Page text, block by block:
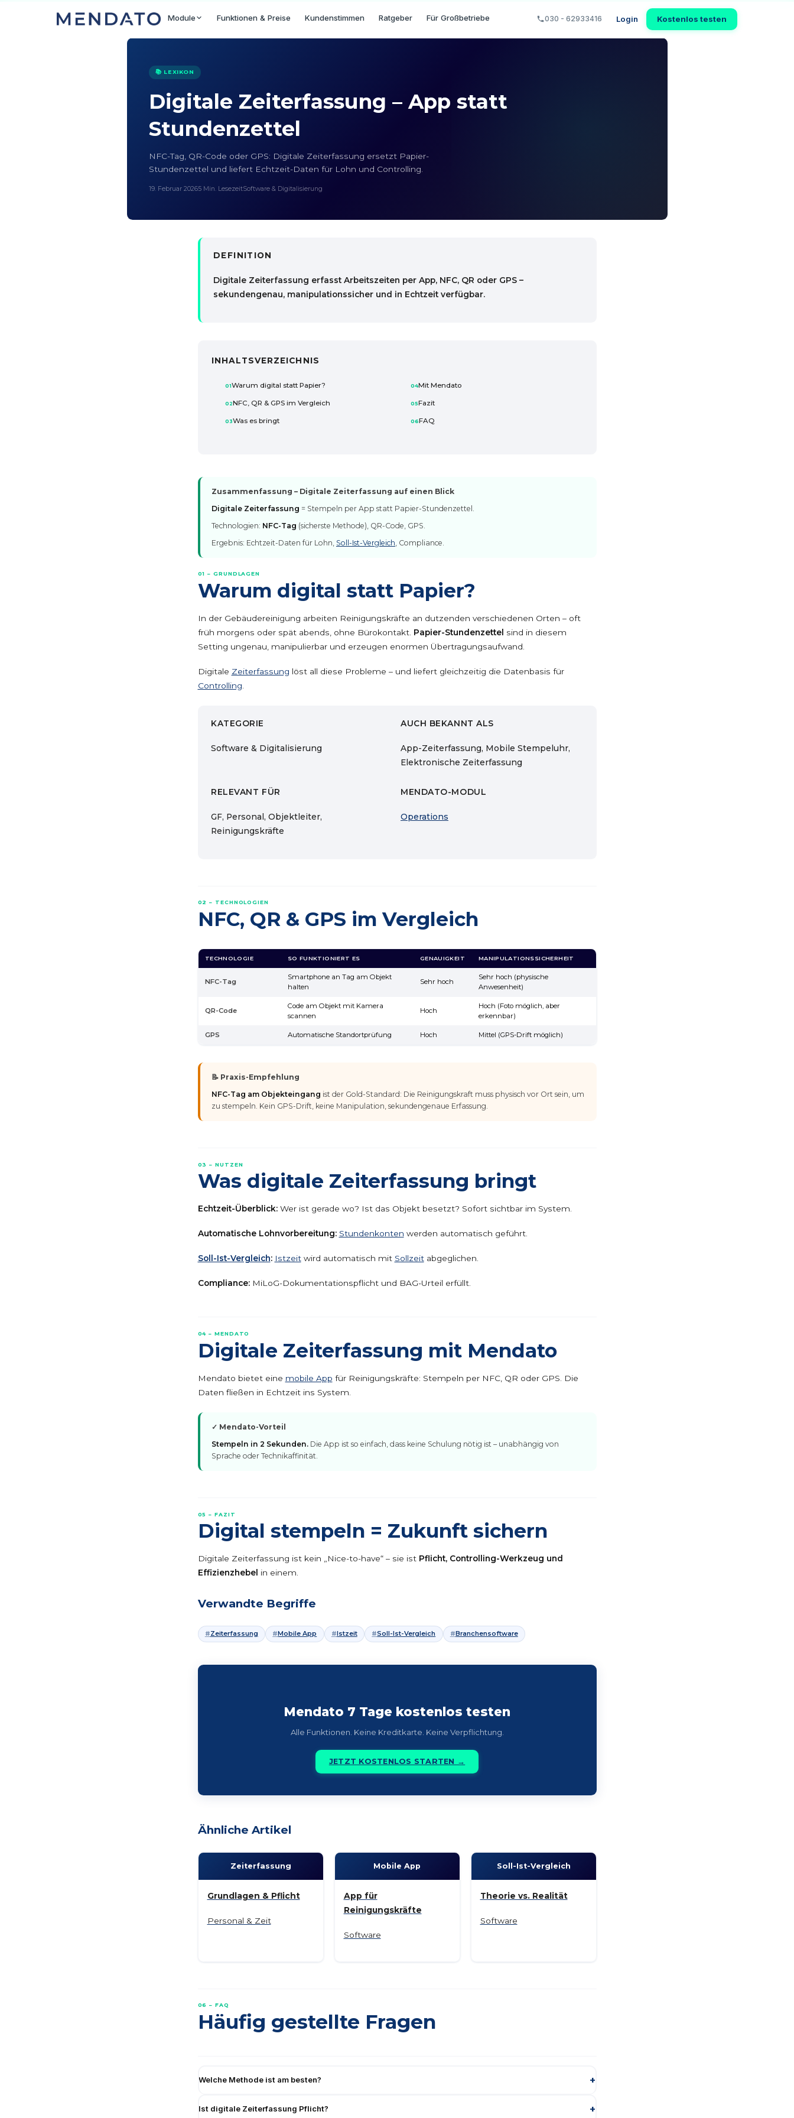
Module Funktionen & Preise Kundenstimmen Ratgeber Für Großbetriebe 030 - 62933416 Login Kostenlos testen
📚 LEXIKON
Digitale Zeiterfassung – App statt
Stundenzettel
NFC-Tag, QR-Code oder GPS: Digitale Zeiterfassung ersetzt Papier-
Stundenzettel und liefert Echtzeit-Daten für Lohn und Controlling.
19. Februar 20265 Min. LesezeitSoftware & Digitalisierung
DEFINITION
Digitale Zeiterfassung erfasst Arbeitszeiten per App, NFC, QR oder GPS –
sekundengenau, manipulationssicher und in Echtzeit verfügbar.
INHALTSVERZEICHNIS
Warum digital statt Papier?
NFC, QR & GPS im Vergleich
Was es bringt
Mit Mendato
Fazit
FAQ
Zusammenfassung – Digitale Zeiterfassung auf einen Blick
Digitale Zeiterfassung = Stempeln per App statt Papier-Stundenzettel.
Technologien: NFC-Tag (sicherste Methode), QR-Code, GPS.
Ergebnis: Echtzeit-Daten für Lohn, Soll-Ist-Vergleich , Compliance.
01 – GRUNDLAGEN
Warum digital statt Papier?
In der Gebäudereinigung arbeiten Reinigungskräfte an dutzenden verschiedenen Orten – oft
früh morgens oder spät abends, ohne Bürokontakt. Papier-Stundenzettel sind in diesem
Setting ungenau, manipulierbar und erzeugen enormen Übertragungsaufwand.
Digitale Zeiterfassung löst all diese Probleme – und liefert gleichzeitig die Datenbasis für
Controlling
KATEGORIE
Software & Digitalisierung
AUCH BEKANNT ALS
App-Zeiterfassung, Mobile Stempeluhr,
Elektronische Zeiterfassung
RELEVANT FÜR
GF, Personal, Objektleiter,
Reinigungskräfte
MENDATO-MODUL
Operations
02 – TECHNOLOGIEN
NFC, QR & GPS im Vergleich
TECHNOLOGIE SO FUNKTIONIERT ES GENAUIGKEIT MANIPULATIONS­SICHERHEIT
NFC-Tag
Smartphone an Tag am Objekt
halten
Sehr hoch
Sehr hoch (physische
Anwesenheit)
QR-Code
Code am Objekt mit Kamera
scannen
Hoch
Hoch (Foto möglich, aber
erkennbar)
GPS Automatische Standortprüfung Hoch Mittel (GPS-Drift möglich)
📝 Praxis-Empfehlung
NFC-Tag am Objekteingang ist der Gold-Standard: Die Reinigungskraft muss physisch vor Ort sein, um
zu stempeln. Kein GPS-Drift, keine Manipulation, sekundengenaue Erfassung.
03 – NUTZEN
Was digitale Zeiterfassung bringt
Echtzeit-Überblick:Wer ist gerade wo? Ist das Objekt besetzt? Sofort sichtbar im System.
Automatische Lohnvorbereitung: Stundenkonten werden automatisch geführt.
Soll-Ist-Vergleich: Istzeitwird automatisch mit Sollzeitabgeglichen.
Compliance:MiLoG-Dokumentationspflicht und BAG-Urteil erfüllt.
04 – MENDATO
Digitale Zeiterfassung mit Mendato
Mendato bietet eine mobile App für Reinigungskräfte: Stempeln per NFC, QR oder GPS. Die
Daten fließen in Echtzeit ins System.
✓ Mendato-Vorteil
Stempeln in 2 Sekunden. Die App ist so einfach, dass keine Schulung nötig ist – unabhängig von
Sprache oder Technikaffinität.
05 – FAZIT
Digital stempeln = Zukunft sichern
Digitale Zeiterfassung ist kein „Nice-to-have“ – sie ist Pflicht, Controlling-Werkzeug und
Effizienzhebel in einem.
Verwandte Begriffe
Zeiterfassung Mobile App Istzeit Soll-Ist-Vergleich Branchensoftware
Mendato 7 Tage kostenlos testen
Alle Funktionen. Keine Kreditkarte. Keine Verpflichtung.
JETZT KOSTENLOS STARTEN →
Ähnliche Artikel
Zeit­erfassung
Grundlagen & Pflicht
Personal & Zeit
Mobile App
App für
Reinigungskräfte
Software
Soll-Ist-Vergleich
Theorie vs. Realität
Software
06 – FAQ
Häufig gestellte Fragen
Welche Methode ist am besten?
Ist digitale Zeiterfassung Pflicht?